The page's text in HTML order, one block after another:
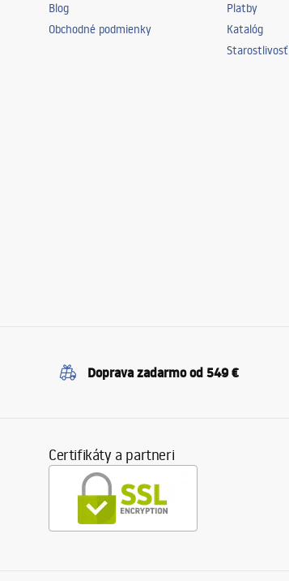
Blog
Obchodné podmienky
Platby
Katalóg
Starostlivosť
Doprava zadarmo od 549 €
Certifikáty a partneri